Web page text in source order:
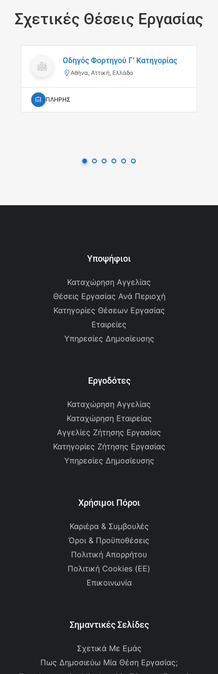
Σχετικές Θέσεις Εργασίας
Οδηγός Φορτηγού Γ’ Κατηγορίας
Αθήνα, Αττική, Ελλάδα
ΠΛΗΡΗΣ
Υποψήφιοι
Καταχώρηση Αγγελίας
Θέσεις Εργασίας Ανά Περιοχή
Κατηγορίες Θέσεων Εργασίας
Εταιρείες
Υπηρεσίες Δημοσίευσης
Εργοδότες
Καταχώρηση Αγγελίας
Καταχώρηση Εταιρείας
Αγγελίες Ζήτησης Εργασίας
Κατηγορίες Ζήτησης Εργασίας
Υπηρεσίες Δημοσίευσης
Χρήσιμοι Πόροι
Καριέρα & Συμβουλές
Όροι & Προϋποθέσεις
Πολιτική Απορρήτου
Πολιτική Cookies (ΕΕ)
Επικοινωνία
Σημαντικές Σελίδες
Σχετικά Με Εμάς
Πως Δημοσιεύω Μία Θέση Εργασίας;